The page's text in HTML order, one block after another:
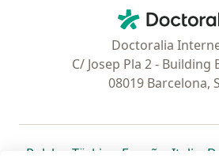
Doctoralia
C/ Josep Pla 2 - Building
08019 Barcelona,
Polska se abre en una nueva
Türkiye se abre en una
España se abre
Italia